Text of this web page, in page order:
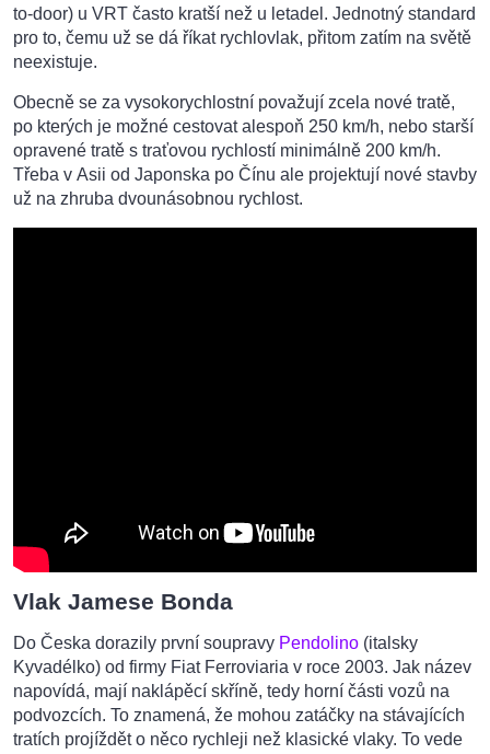
to-door) u VRT často kratší než u letadel. Jednotný standard
pro to, čemu už se dá říkat rychlovlak, přitom zatím na světě
neexistuje.
Obecně se za vysokorychlostní považují zcela nové tratě,
po kterých je možné cestovat alespoň 250 km/h, nebo starší
opravené tratě s traťovou rychlostí minimálně 200 km/h.
Třeba v Asii od Japonska po Čínu ale projektují nové stavby
už na zhruba dvounásobnou rychlost.
Vlak Jamese Bonda
Do Česka dorazily první soupravy Pendolino (italsky
Kyvadélko) od firmy Fiat Ferroviaria v roce 2003. Jak název
napovídá, mají naklápěcí skříně, tedy horní části vozů na
podvozcích. To znamená, že mohou zatáčky na stávajících
tratích projíždět o něco rychleji než klasické vlaky. To vede